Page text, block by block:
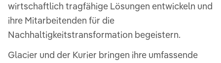
wirtschaftlich tragfähige Lösungen entwickeln und
ihre Mitarbeitenden für die
Nachhaltigkeitstransformation begeistern.
Glacier und der Kurier bringen ihre umfassende